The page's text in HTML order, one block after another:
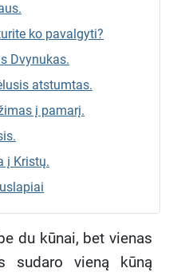
ko pavalgyti?
Dvynukas.
atstumtas.
į pamarį.
į Kristų.
du kūnai, bet vienas
sudaro vieną kūną